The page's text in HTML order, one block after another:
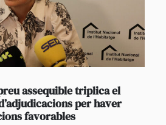
assequible triplica el
per haver
favorables